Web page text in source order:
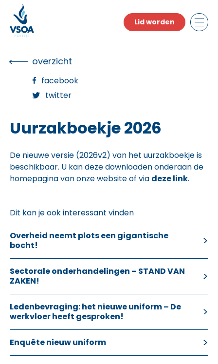
the
content
Lid worden
overzicht
facebook
twitter
Uurzakboekje 2026
De nieuwe versie (2026v2) van het uurzakboekje is
beschikbaar. U kan deze downloaden onderaan de
homepagina van onze website of via deze link.
Dit kan je ook interessant vinden
Overheid neemt plots een gigantische
bocht!
Sectorale onderhandelingen – STAND VAN
ZAKEN!
Ledenbevraging: het nieuwe uniform – De
werkvloer heeft gesproken!
Enquête nieuw uniform